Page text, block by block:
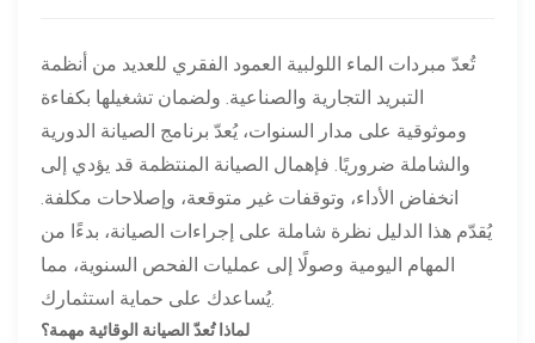
تُعدّ مبردات الماء اللولبية العمود الفقري للعديد من أنظمة
التبريد التجارية والصناعية. ولضمان تشغيلها بكفاءة
وموثوقية على مدار السنوات، يُعدّ برنامج الصيانة الدورية
والشاملة ضروريًا. فإهمال الصيانة المنتظمة قد يؤدي إلى
انخفاض الأداء، وتوقفات غير متوقعة، وإصلاحات مكلفة.
يُقدّم هذا الدليل نظرة شاملة على إجراءات الصيانة، بدءًا من
المهام اليومية وصولًا إلى عمليات الفحص السنوية، مما
يُساعدك على حماية استثمارك.
لماذا تُعدّ الصيانة الوقائية مهمة؟